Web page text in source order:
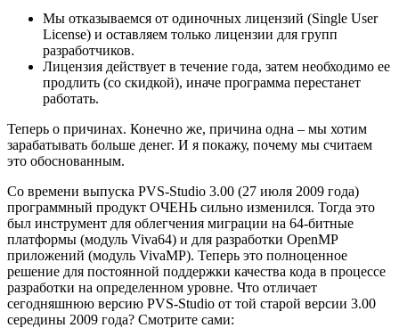
Мы отказываемся от одиночных лицензий (Single User
License) и оставляем только лицензии для групп
разработчиков.
Лицензия действует в течение года, затем необходимо ее
продлить (со скидкой), иначе программа перестанет
работать.
Теперь о причинах. Конечно же, причина одна – мы хотим
зарабатывать больше денег. И я покажу, почему мы считаем
это обоснованным.
Со времени выпуска PVS-Studio 3.00 (27 июля 2009 года)
программный продукт ОЧЕНЬ сильно изменился. Тогда это
был инструмент для облегчения миграции на 64-битные
платформы (модуль Viva64) и для разработки OpenMP
приложений (модуль VivaMP). Теперь это полноценное
решение для постоянной поддержки качества кода в процессе
разработки на определенном уровне. Что отличает
сегодняшнюю версию PVS-Studio от той старой версии 3.00
середины 2009 года? Смотрите сами: